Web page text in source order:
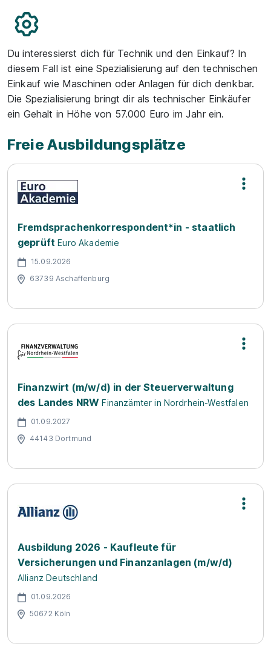
Du interessierst dich für Technik und den Einkauf? In
diesem Fall ist eine Spezialisierung auf den technischen
Einkauf wie Maschinen oder Anlagen für dich denkbar.
Die Spezialisierung bringt dir als technischer Einkäufer
ein Gehalt in Höhe von 57.000 Euro im Jahr ein.
Freie Ausbildungsplätze
Fremdsprachenkorrespondent*in - staatlich
geprüft Euro Akademie
15.09.2026
63739 Aschaffenburg
Finanzwirt (m/w/d) in der Steuerverwaltung
des Landes NRW Finanzämter in Nordrhein-Westfalen
01.09.2027
44143 Dortmund
Ausbildung 2026 - Kaufleute für
Versicherungen und Finanzanlagen (m/w/d)
Allianz Deutschland
01.09.2026
50672 Köln